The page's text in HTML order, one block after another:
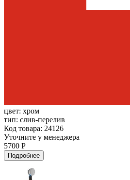
цвет: хром
тип: слив-перелив
Код товара: 24126
Уточните у менеджера
5700 Р
Подробнее